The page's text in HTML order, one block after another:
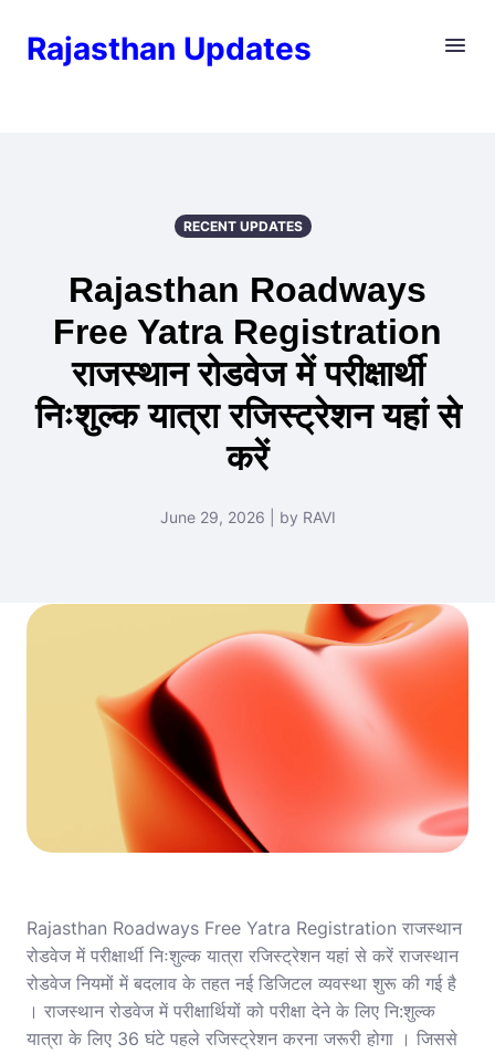
Rajasthan Updates
RECENT UPDATES
Rajasthan Roadways
Free Yatra Registration
राजस्थान रोडवेज में परीक्षार्थी
निःशुल्क यात्रा रजिस्ट्रेशन यहां से
करें
June 29, 2026 | by RAVI
Rajasthan Roadways Free Yatra Registration राजस्थान
रोडवेज में परीक्षार्थी निःशुल्क यात्रा रजिस्ट्रेशन यहां से करें राजस्थान
रोडवेज नियमों में बदलाव के तहत नई डिजिटल व्यवस्था शुरू की गई है
। राजस्थान रोडवेज में परीक्षार्थियों को परीक्षा देने के लिए नि:शुल्क
यात्रा के लिए 36 घंटे पहले रजिस्ट्रेशन करना जरूरी होगा । जिससे